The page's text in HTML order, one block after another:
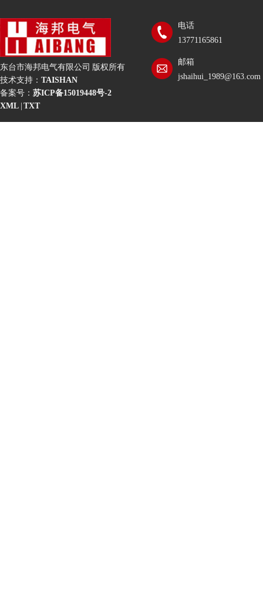
东台市海邦电气有限公司 版权所有
技术支持： TAISHAN
备案号： 苏ICP备15019448号-2
XML TXT
电话
13771165861
邮箱
jshaihui_1989@163.com